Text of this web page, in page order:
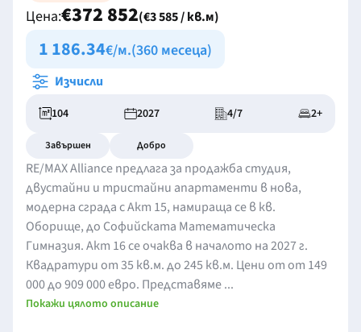
Цена:€372 852(€3 585 / кв.м)
1 186.34€/м.(360 месеца)
Изчисли
104 2027 4/7 2+
Завършен Добро
RE/MAX Alliance предлага за продажба студия,
двустайни и тристайни апартаменти в нова,
модерна сграда с Акт 15, намираща се в кв.
Оборище, до Софийската Математическа
Гимназия. Акт 16 се очаква в началото на 2027 г.
Квадратури от 35 кв.м. до 245 кв.м. Цени от от 149
000 до 909 000 евро. Представяме ...
Покажи цялото описание